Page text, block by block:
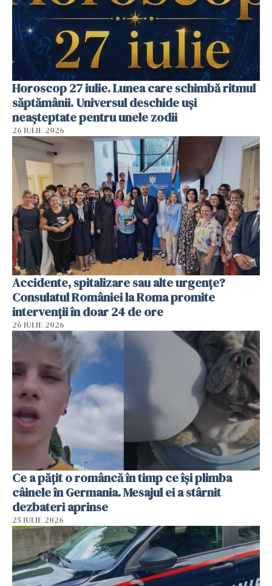
Horoscop 27 iulie. Lunea care schimbă ritmul
săptămânii. Universul deschide uși
neașteptate pentru unele zodii
26 IULIE 2026
Accidente, spitalizare sau alte urgențe?
Consulatul României la Roma promite
intervenții în doar 24 de ore
26 IULIE 2026
Ce a pățit o româncă în timp ce își plimba
câinele în Germania. Mesajul ei a stârnit
dezbateri aprinse
25 IULIE 2026